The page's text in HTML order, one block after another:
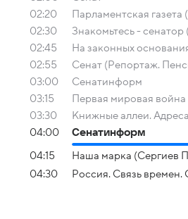
02:20
Парламентская
02:30
Знакомьтесь -
02:45
На законных
02:55
Сенат (Репортаж.
03:00
Сенатинформ
03:15
Первая мировая война
03:30
Книжные аллеи.
04:00
Сенатинформ
04:15
Наша марка (Сергиев
04:30
Россия. Связь